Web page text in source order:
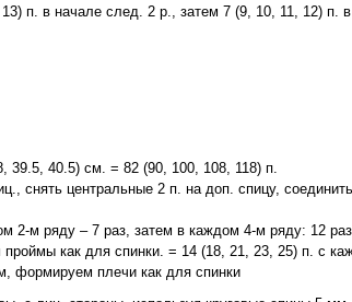
п. в начале след. 2 р., затем 7 (9, 10, 11, 12) п.
39.5, 40.5) см. = 82 (90, 100, 108, 118) п.
снять центральные 2 п. на доп. спицу,
2-м ряду – 7 раз, затем в каждом 4-м ряду: 12
как для спинки. = 14 (18, 21, 23, 25) п. с
формируем плечи как для спинки